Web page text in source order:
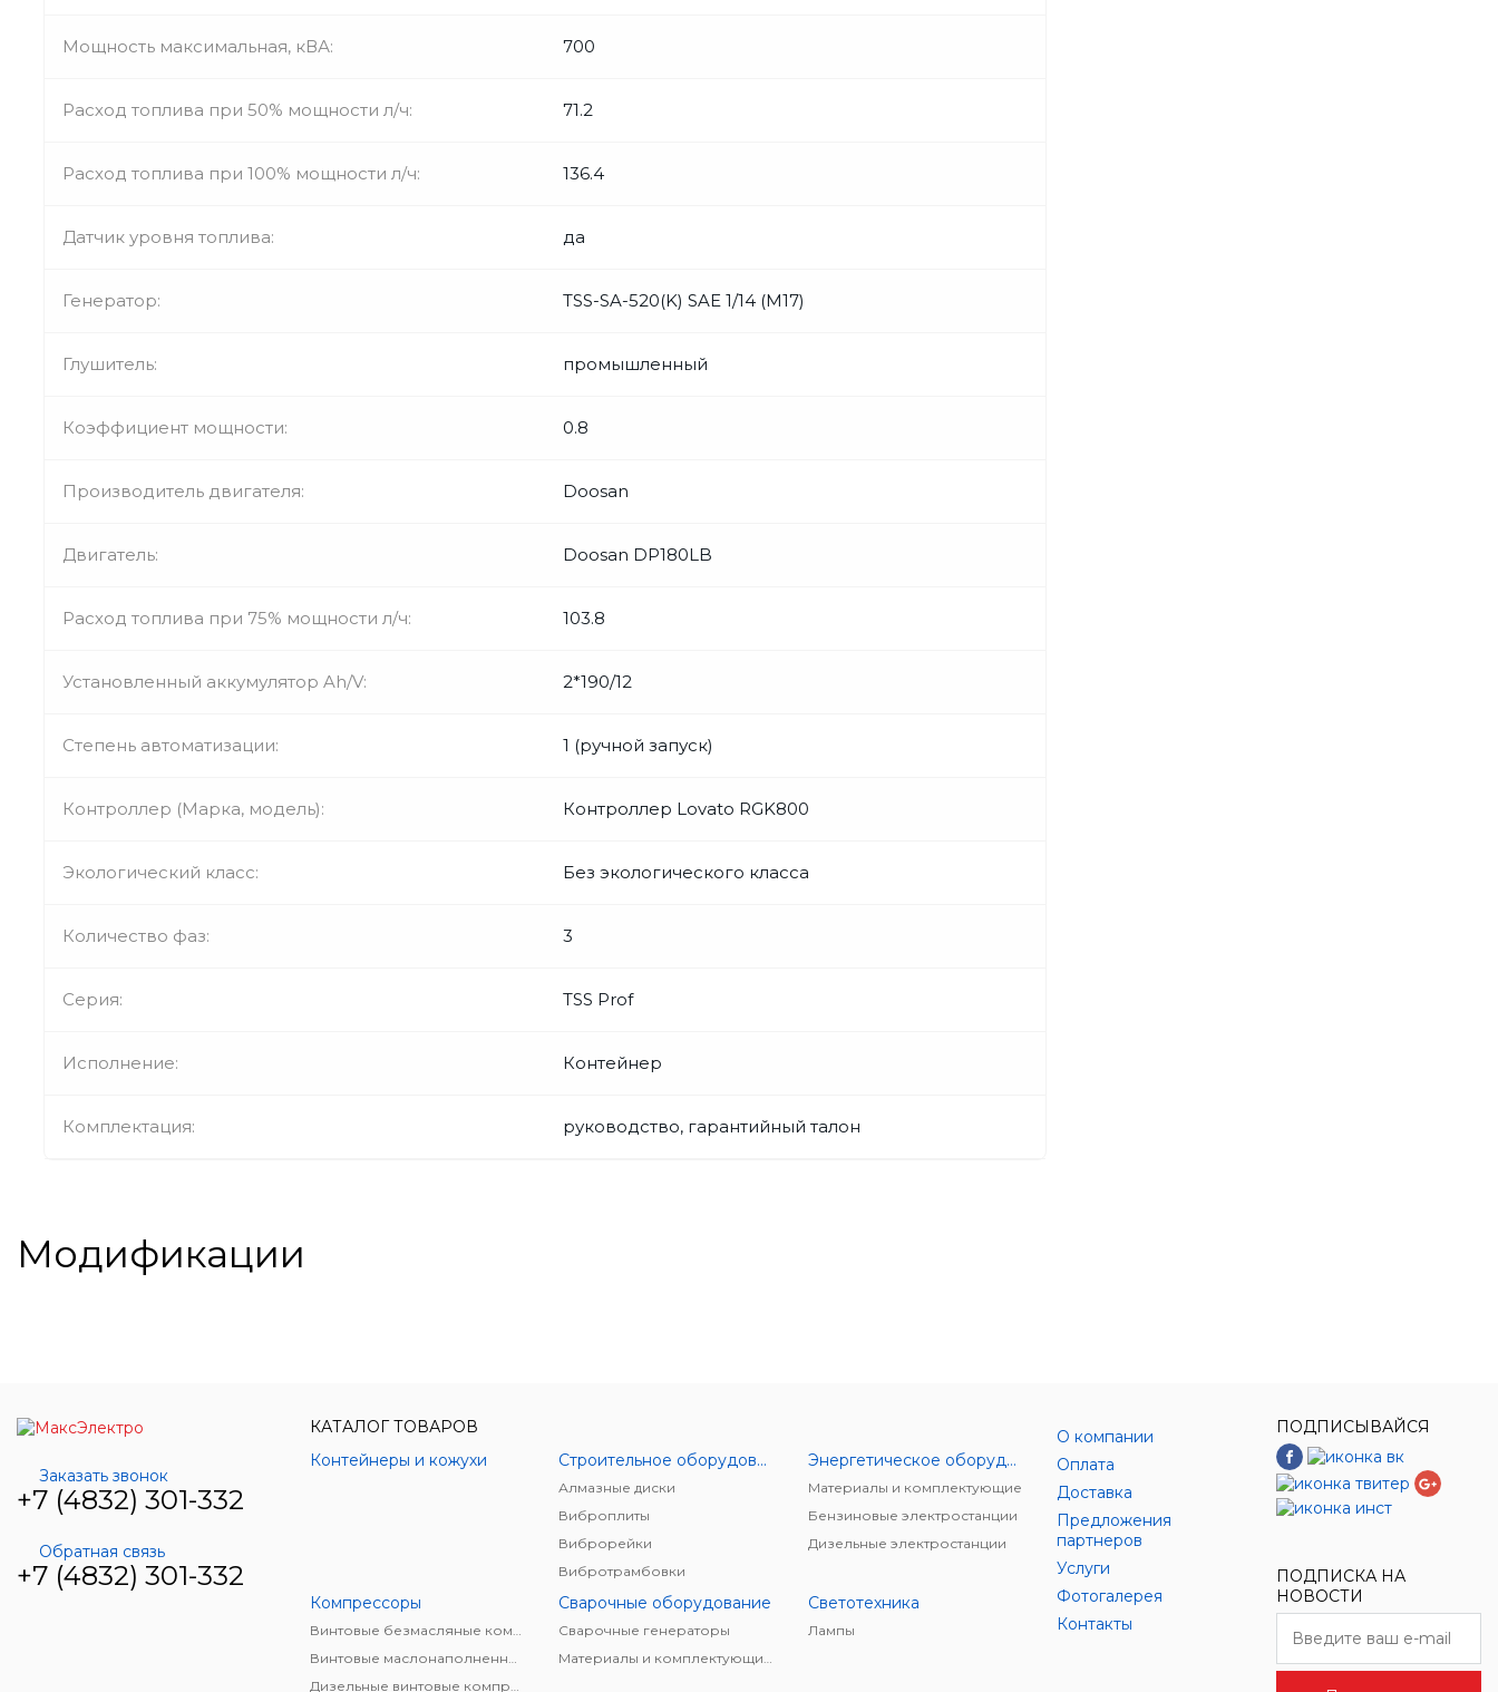
Мощность максимальная, кВА: 700
Расход топлива при 50% мощности л/ч: 71.2
Расход топлива при 100% мощности л/ч: 136.4
Датчик уровня топлива: да
Генератор: TSS-SA-520(K) SAE 1/14 (М17)
Глушитель: промышленный
Коэффициент мощности: 0.8
Производитель двигателя: Doosan
Двигатель: Doosan DP180LB
Расход топлива при 75% мощности л/ч: 103.8
Установленный аккумулятор Ah/V: 2*190/12
Степень автоматизации: 1 (ручной запуск)
Контроллер (Марка, модель): Контроллер Lovato RGK800
Экологический класс: Без экологического класса
Количество фаз: 3
Серия: TSS Prof
Исполнение: Контейнер
Комплектация: руководство, гарантийный талон
Модификации
Заказать звонок
+7 (4832) 301-332
Обратная связь
+7 (4832) 301-332
КАТАЛОГ ТОВАРОВ
Контейнеры и кожухи
Строительное оборудование
Алмазные диски
Виброплиты
Виброрейки
Вибротрамбовки
Энергетическое оборудование
Материалы и комплектующие
Бензиновые электростанции
Дизельные электростанции
Компрессоры
Винтовые безмасляные компрессоры
Винтовые маслонаполненные компрессоры
Дизельные винтовые компрессоры
Сварочные оборудование
Cварочные генераторы
Материалы и комплектующие для сварки
Светотехника
Лампы
О компании
Оплата
Доставка
Предложения
партнеров
Услуги
Фотогалерея
Контакты
ПОДПИСЫВАЙСЯ
ПОДПИСКА НА
НОВОСТИ